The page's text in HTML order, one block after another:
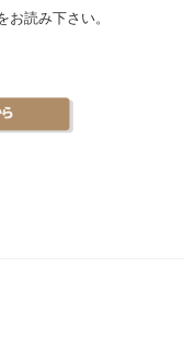
読み下さい。